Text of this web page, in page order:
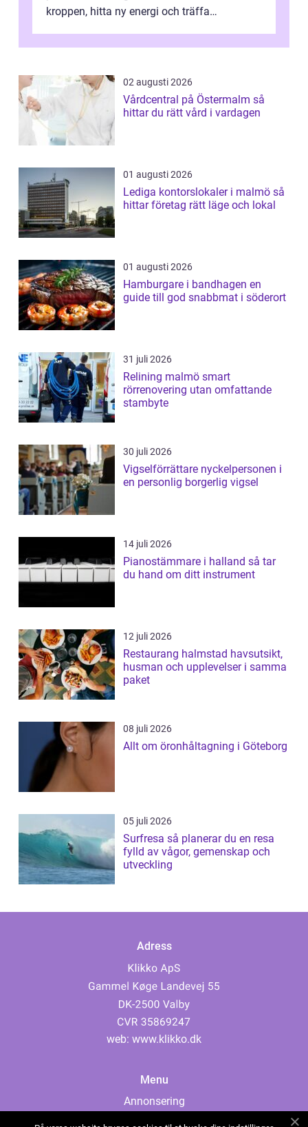
kroppen, hitta ny energi och träffa
på...
02 augusti 2026
Vårdcentral på Östermalm så
hittar du rätt vård i vardagen
01 augusti 2026
Lediga kontorslokaler i malmö så
hittar företag rätt läge och lokal
01 augusti 2026
Hamburgare i bandhagen en
guide till god snabbmat i söderort
31 juli 2026
Relining malmö smart
rörrenovering utan omfattande
stambyte
30 juli 2026
Vigselförrättare nyckelpersonen i
en personlig borgerlig vigsel
14 juli 2026
Pianostämmare i halland så tar
du hand om ditt instrument
12 juli 2026
Restaurang halmstad havsutsikt,
husman och upplevelser i samma
paket
08 juli 2026
Allt om öronhåltagning i Göteborg
05 juli 2026
Surfresa så planerar du en resa
fylld av vågor, gemenskap och
utveckling
Adress
web: www.klikko.dk
Menu
Annonsering